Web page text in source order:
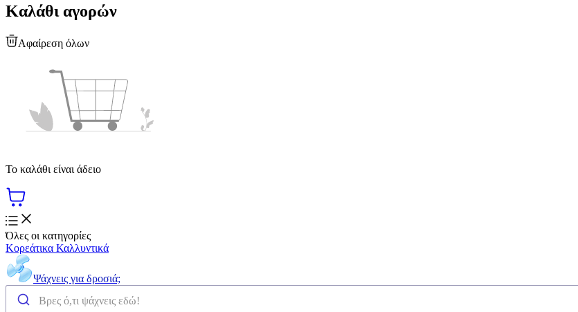
Καλάθι αγορών
Αφαίρεση όλων
Το καλάθι είναι άδειο
Όλες οι κατηγορίες
Κορεάτικα Καλλυντικά
Ψάχνεις για δροσιά;